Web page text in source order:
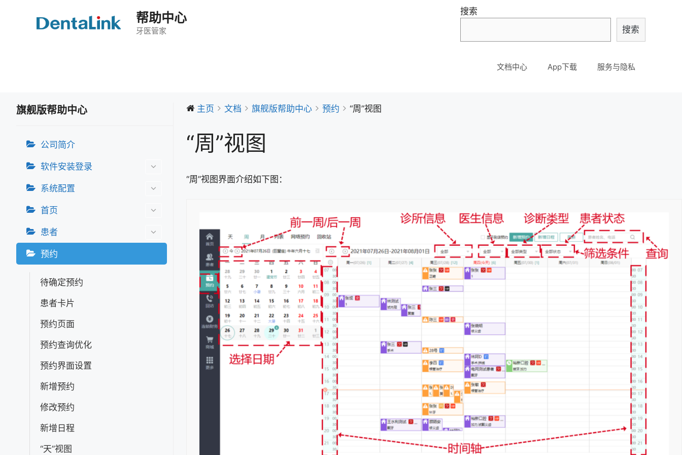
搜索
搜索
帮助中心
牙医管家
文档中心 App下载 服务与隐私
旗舰版帮助中心
公司简介
软件安装登录
系统配置
首页
患者
预约
待确定预约
患者卡片
预约页面
预约查询优化
预约界面设置
新增预约
修改预约
新增日程
“天”视图
主页 文档 旗舰版帮助中心 预约 “周”视图
“周”视图
“周”视图界面介绍如下图：